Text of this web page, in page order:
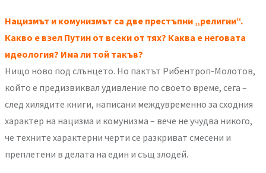
Нацизмът и комунизмът са две престъпни „религии“.
Какво е взел Путин от всеки от тях? Каква е неговата
идеология? Има ли той такъв?
Нищо ново под слънцето. Но пактът Рибентроп-Молотов,
който е предизвиквал удивление по своето време, сега –
след хилядите книги, написани междувременно за сходния
характер на нацизма и комунизма – вече не учудва никого,
че техните характерни черти се разкриват смесени и
преплетени в делата на един и същ злодей.